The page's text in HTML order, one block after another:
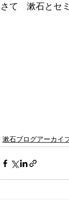
さて　漱石とセ
漱石ブログアーカイ